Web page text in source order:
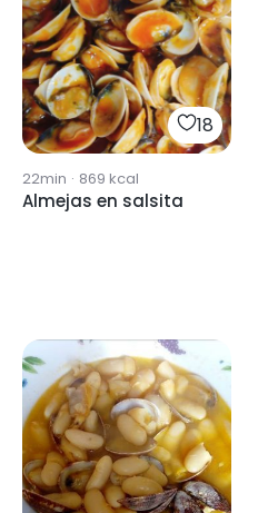
18
22min · 869 kcal
Almejas en salsita